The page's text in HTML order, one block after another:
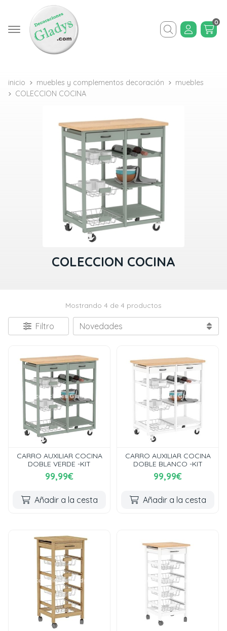
Buscar
0
inicio muebles y complementos decoración
muebles
COLECCION COCINA
COLECCION COCINA
Mostrando 4 de 4 productos
Filtro
CARRO AUXILIAR COCINA
DOBLE VERDE -KIT
99,99€
Añadir a la cesta
CARRO AUXILIAR COCINA
DOBLE BLANCO -KIT
99,99€
Añadir a la cesta